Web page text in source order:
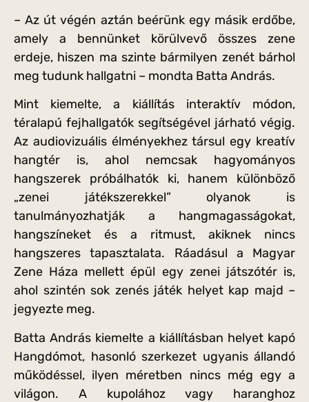
– Az út végén aztán beérünk egy másik erdőbe,
amely a bennünket körülvevő összes zene
erdeje, hiszen ma szinte bármilyen zenét bárhol
meg tudunk hallgatni – mondta Batta András.
Mint kiemelte, a kiállítás interaktív módon,
téralapú fejhallgatók segítségével járható végig.
Az audiovizuális élményekhez társul egy kreatív
hangtér is, ahol nemcsak hagyományos
hangszerek próbálhatók ki, hanem különböző
„zenei játékszerekkel” olyanok is
tanulmányozhatják a hangmagasságokat,
hangszíneket és a ritmust, akiknek nincs
hangszeres tapasztalata. Ráadásul a Magyar
Zene Háza mellett épül egy zenei játszótér is,
ahol szintén sok zenés játék helyet kap majd –
jegyezte meg.
Batta András kiemelte a kiállításban helyet kapó
Hangdómot, hasonló szerkezet ugyanis állandó
működéssel, ilyen méretben nincs még egy a
világon. A kupolához vagy haranghoz